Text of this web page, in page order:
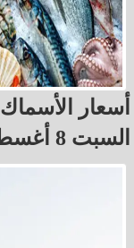
أسعار
السبت 8 أغسطس 2026